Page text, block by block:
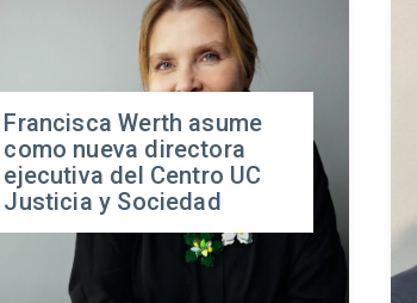
Francisca Werth asume
como nueva directora
ejecutiva del Centro UC
Justicia y Sociedad